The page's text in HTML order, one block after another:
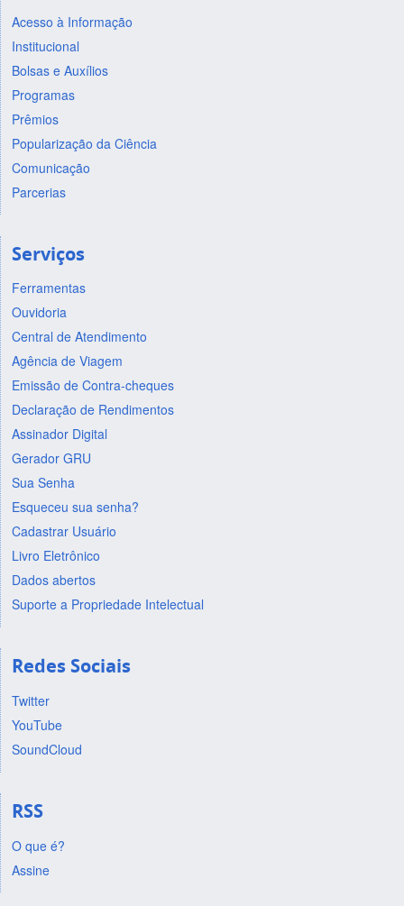
Acesso à Informação
Institucional
Bolsas e Auxílios
Programas
Prêmios
Popularização da Ciência
Comunicação
Parcerias
Serviços
Ferramentas
Ouvidoria
Central de Atendimento
Agência de Viagem
Emissão de Contra-cheques
Declaração de Rendimentos
Assinador Digital
Gerador GRU
Sua Senha
Esqueceu sua senha?
Cadastrar Usuário
Livro Eletrônico
Dados abertos
Suporte a Propriedade Intelectual
Redes Sociais
Twitter
YouTube
SoundCloud
RSS
O que é?
Assine